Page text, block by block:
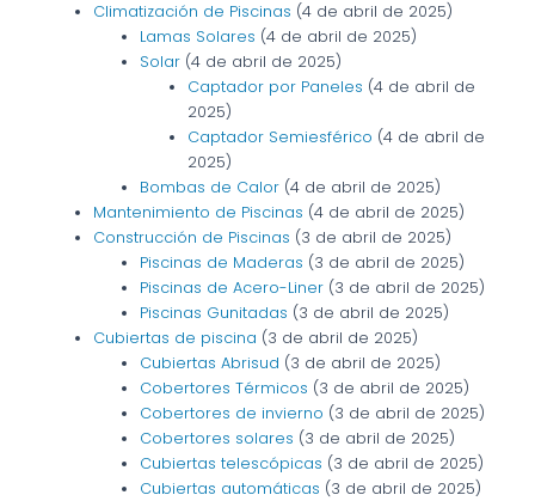
Climatización de Piscinas (4 de abril de 2025)
Lamas Solares (4 de abril de 2025)
Solar (4 de abril de 2025)
Captador por Paneles (4 de abril de
2025)
Captador Semiesférico (4 de abril de
2025)
Bombas de Calor (4 de abril de 2025)
Mantenimiento de Piscinas (4 de abril de 2025)
Construcción de Piscinas (3 de abril de 2025)
Piscinas de Maderas (3 de abril de 2025)
Piscinas de Acero-Liner (3 de abril de 2025)
Piscinas Gunitadas (3 de abril de 2025)
Cubiertas de piscina (3 de abril de 2025)
Cubiertas Abrisud (3 de abril de 2025)
Cobertores Térmicos (3 de abril de 2025)
Cobertores de invierno (3 de abril de 2025)
Cobertores solares (3 de abril de 2025)
Cubiertas telescópicas (3 de abril de 2025)
Cubiertas automáticas (3 de abril de 2025)